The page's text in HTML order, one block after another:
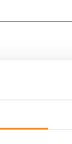
vitigno
Bertinoro,
matura, esotica e
da una